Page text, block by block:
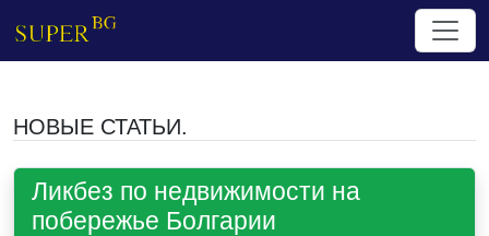
НОВЫЕ СТАТЬИ.
Ликбез по недвижимости на
побережье Болгарии